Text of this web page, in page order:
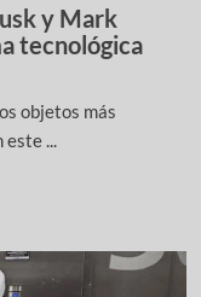
y Mark
tecnológica
objetos más
...